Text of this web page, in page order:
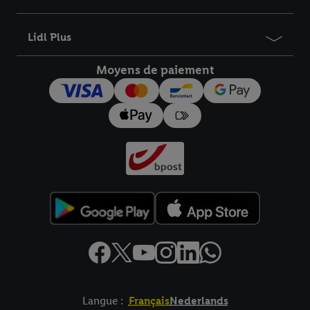
Lidl Plus
Moyens de paiement
Langue : FrançaisNederlands
pour l’avenir dans notre
déclaration relative à la protection des
données.Vous trouverez les impressions ici.